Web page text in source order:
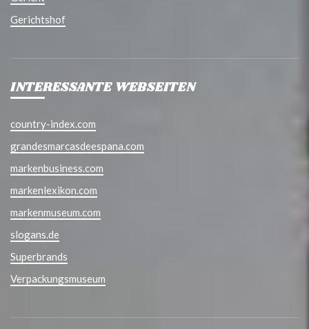
Gerichtshof
INTERESSANTE WEBSEITEN
country-index.com
grandesmarcasdeespana.com
markenbusiness.com
markenlexikon.com
markenmuseum.com
slogans.de
Superbrands
Verpackungsmuseum